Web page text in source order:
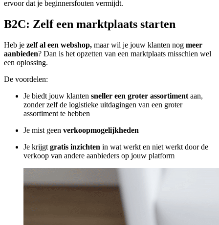
ervoor dat je beginnersfouten vermijdt.
B2C: Zelf een marktplaats starten
Heb je zelf al een webshop, maar wil je jouw klanten nog meer
aanbieden? Dan is het opzetten van een marktplaats misschien wel
een oplossing.
De voordelen:
Je biedt jouw klanten sneller een groter assortiment aan,
zonder zelf de logistieke uitdagingen van een groter
assortiment te hebben
Je mist geen verkoopmogelijkheden
Je krijgt gratis inzichten in wat werkt en niet werkt door de
verkoop van andere aanbieders op jouw platform